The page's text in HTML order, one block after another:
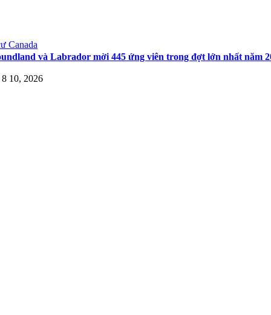
Canada
và Labrador mời 445 ứng viên trong đợt lớn nhất năm
10, 2026